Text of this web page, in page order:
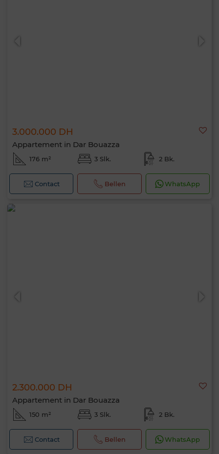
3.000.000 DH
Appartement in Dar Bouazza
176 m² 3 Slk. 2 Bk.
Contact Bellen WhatsApp
2.300.000 DH
Appartement in Dar Bouazza
150 m² 3 Slk. 2 Bk.
Contact Bellen WhatsApp